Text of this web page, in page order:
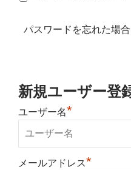
パスワードを忘れた場
新規ユーザー登
ユーザー名*
メールアドレス*